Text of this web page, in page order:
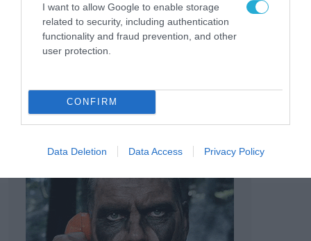
I want to allow Google to enable storage
related to security, including authentication
functionality and fraud prevention, and other
user protection.
CONFIRM
Data Deletion Data Access Privacy Policy
Κρήτης.